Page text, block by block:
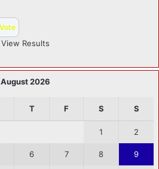
View Results
August 2026
T F S S
1 2
6 7 8 9